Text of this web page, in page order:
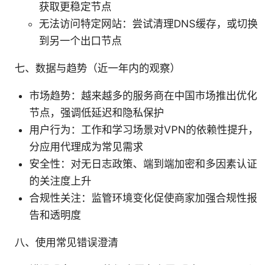
获取更稳定节点
无法访问特定网站：尝试清理DNS缓存，或切换
到另一个出口节点
七、数据与趋势（近一年内的观察）
市场趋势：越来越多的服务商在中国市场推出优化
节点，强调低延迟和隐私保护
用户行为：工作和学习场景对VPN的依赖性提升，
分应用代理成为常见需求
安全性：对无日志政策、端到端加密和多因素认证
的关注度上升
合规性关注：监管环境变化促使商家加强合规性报
告和透明度
八、使用常见错误澄清